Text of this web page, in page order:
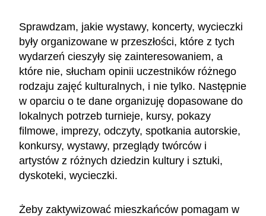
Sprawdzam, jakie wystawy, koncerty, wycieczki
były organizowane w przeszłości, które z tych
wydarzeń cieszyły się zainteresowaniem, a
które nie, słucham opinii uczestników różnego
rodzaju zajęć kulturalnych, i nie tylko. Następnie
w oparciu o te dane organizuję dopasowane do
lokalnych potrzeb turnieje, kursy, pokazy
filmowe, imprezy, odczyty, spotkania autorskie,
konkursy, wystawy, przeglądy twórców i
artystów z różnych dziedzin kultury i sztuki,
dyskoteki, wycieczki.
Żeby zaktywizować mieszkańców pomagam w